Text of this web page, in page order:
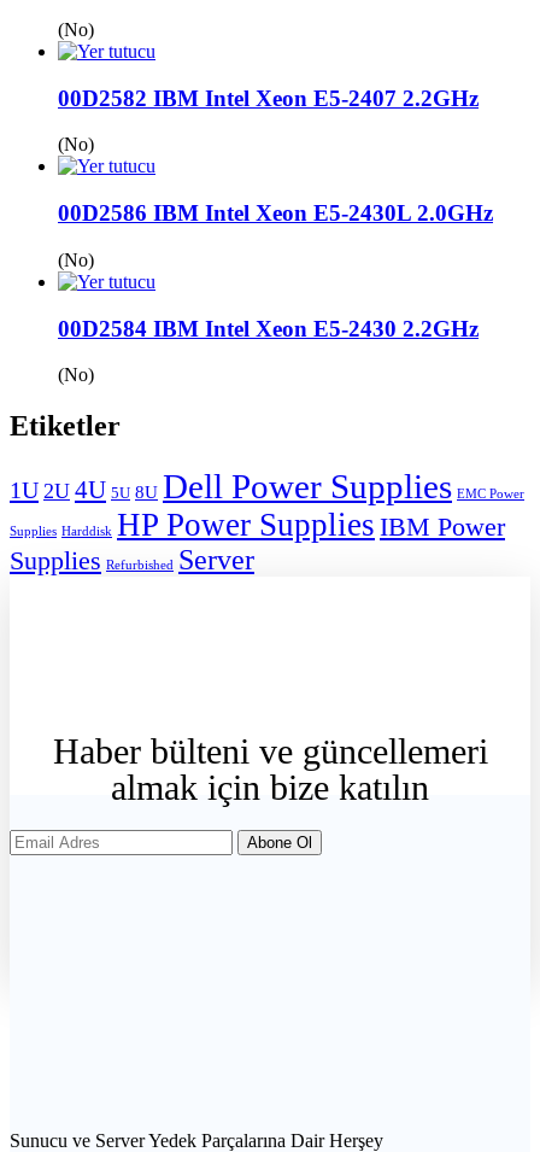
(No)
00D2582 IBM Intel Xeon E5-2407 2.2GHz
(No)
00D2586 IBM Intel Xeon E5-2430L 2.0GHz
(No)
00D2584 IBM Intel Xeon E5-2430 2.2GHz
(No)
Etiketler
1U 2U 4U 5U 8U Dell Power Supplies EMC Power
Supplies Harddisk HP Power Supplies IBM Power
Supplies Refurbished Server
Haber bülteni ve güncellemeri
almak için bize katılın
Abone Ol
Sunucu ve Server Yedek Parçalarına Dair Herşey